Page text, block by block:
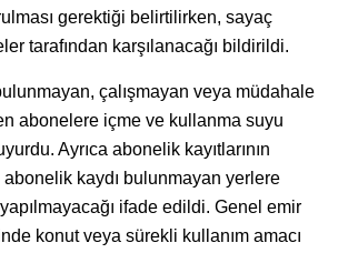
gerektiği belirtilirken, sayaç
tarafından karşılanacağı bildirildi.
çalışmayan veya müdahale
abonelere içme ve kullanma suyu
Ayrıca abonelik kayıtlarının
abonelik kaydı bulunmayan yerlere
ifade edildi. Genel emir
konut veya sürekli kullanım amacı